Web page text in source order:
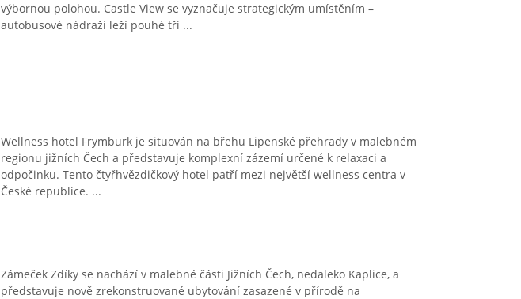
výbornou polohou. Castle View se vyznačuje strategickým umístěním –
autobusové nádraží leží pouhé tři ...
Wellness hotel Frymburk je situován na břehu Lipenské přehrady v malebném
regionu jižních Čech a představuje komplexní zázemí určené k relaxaci a
odpočinku. Tento čtyřhvězdičkový hotel patří mezi největší wellness centra v
České republice. ...
Zámeček Zdíky se nachází v malebné části Jižních Čech, nedaleko Kaplice, a
představuje nově zrekonstruované ubytování zasazené v přírodě na